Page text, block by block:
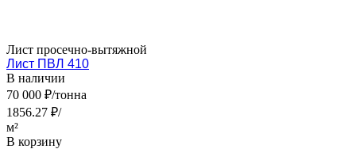
Лист просечно-вытяжной
Лист ПВЛ 410
В наличии
70 000 ₽/тонна
1856.27 ₽/
м²
В корзину